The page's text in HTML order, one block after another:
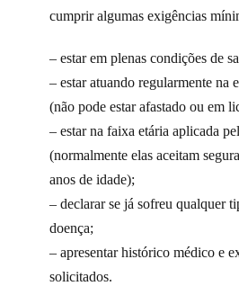
cumprir algumas exigências
– estar em plenas condições de
– estar atuando regularmente na
(não pode estar afastado ou em
– estar na faixa etária aplicada
(normalmente elas aceitam
anos de idade);
– declarar se já sofreu qualquer
doença;
– apresentar histórico médico e
solicitados.